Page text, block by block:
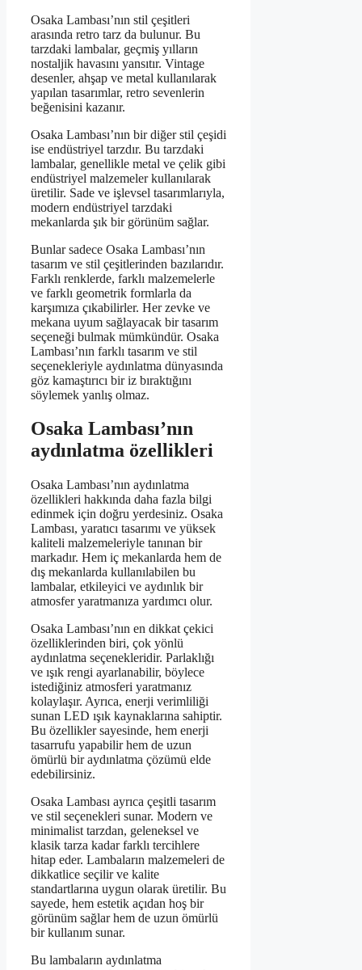
Osaka Lambası’nın stil çeşitleri
arasında retro tarz da bulunur. Bu
tarzdaki lambalar, geçmiş yılların
nostaljik havasını yansıtır. Vintage
desenler, ahşap ve metal kullanılarak
yapılan tasarımlar, retro sevenlerin
beğenisini kazanır.
Osaka Lambası’nın bir diğer stil çeşidi
ise endüstriyel tarzdır. Bu tarzdaki
lambalar, genellikle metal ve çelik gibi
endüstriyel malzemeler kullanılarak
üretilir. Sade ve işlevsel tasarımlarıyla,
modern endüstriyel tarzdaki
mekanlarda şık bir görünüm sağlar.
Bunlar sadece Osaka Lambası’nın
tasarım ve stil çeşitlerinden bazılarıdır.
Farklı renklerde, farklı malzemelerle
ve farklı geometrik formlarla da
karşımıza çıkabilirler. Her zevke ve
mekana uyum sağlayacak bir tasarım
seçeneği bulmak mümkündür. Osaka
Lambası’nın farklı tasarım ve stil
seçenekleriyle aydınlatma dünyasında
göz kamaştırıcı bir iz bıraktığını
söylemek yanlış olmaz.
Osaka Lambası’nın
aydınlatma özellikleri
Osaka Lambası’nın aydınlatma
özellikleri hakkında daha fazla bilgi
edinmek için doğru yerdesiniz. Osaka
Lambası, yaratıcı tasarımı ve yüksek
kaliteli malzemeleriyle tanınan bir
markadır. Hem iç mekanlarda hem de
dış mekanlarda kullanılabilen bu
lambalar, etkileyici ve aydınlık bir
atmosfer yaratmanıza yardımcı olur.
Osaka Lambası’nın en dikkat çekici
özelliklerinden biri, çok yönlü
aydınlatma seçenekleridir. Parlaklığı
ve ışık rengi ayarlanabilir, böylece
istediğiniz atmosferi yaratmanız
kolaylaşır. Ayrıca, enerji verimliliği
sunan LED ışık kaynaklarına sahiptir.
Bu özellikler sayesinde, hem enerji
tasarrufu yapabilir hem de uzun
ömürlü bir aydınlatma çözümü elde
edebilirsiniz.
Osaka Lambası ayrıca çeşitli tasarım
ve stil seçenekleri sunar. Modern ve
minimalist tarzdan, geleneksel ve
klasik tarza kadar farklı tercihlere
hitap eder. Lambaların malzemeleri de
dikkatlice seçilir ve kalite
standartlarına uygun olarak üretilir. Bu
sayede, hem estetik açıdan hoş bir
görünüm sağlar hem de uzun ömürlü
bir kullanım sunar.
Bu lambaların aydınlatma